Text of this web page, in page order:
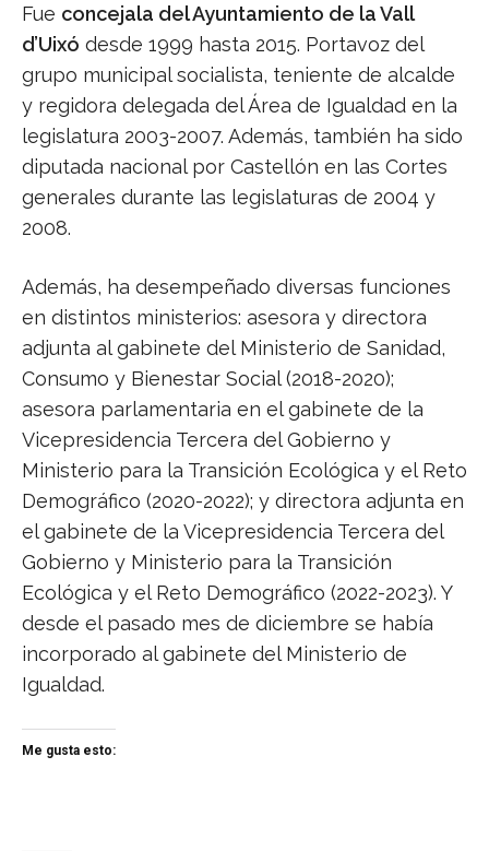
Fue concejala del Ayuntamiento de la Vall
d’Uixó desde 1999 hasta 2015. Portavoz del
grupo municipal socialista, teniente de alcalde
y regidora delegada del Área de Igualdad en la
legislatura 2003-2007. Además, también ha sido
diputada nacional por Castellón en las Cortes
generales durante las legislaturas de 2004 y
2008.
Además, ha desempeñado diversas funciones
en distintos ministerios: asesora y directora
adjunta al gabinete del Ministerio de Sanidad,
Consumo y Bienestar Social (2018-2020);
asesora parlamentaria en el gabinete de la
Vicepresidencia Tercera del Gobierno y
Ministerio para la Transición Ecológica y el Reto
Demográfico (2020-2022); y directora adjunta en
el gabinete de la Vicepresidencia Tercera del
Gobierno y Ministerio para la Transición
Ecológica y el Reto Demográfico (2022-2023). Y
desde el pasado mes de diciembre se había
incorporado al gabinete del Ministerio de
Igualdad.
Me gusta esto: